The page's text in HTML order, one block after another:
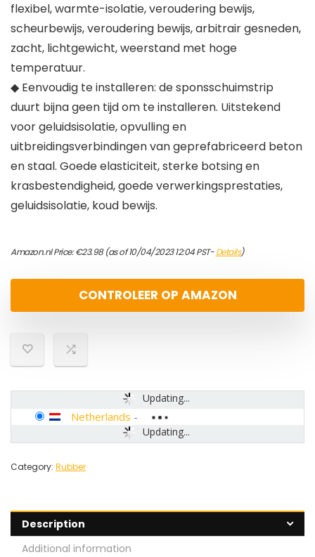
flexibel, warmte-isolatie, veroudering bewijs,
scheurbewijs, veroudering bewijs, arbitrair gesneden,
zacht, lichtgewicht, weerstand met hoge
temperatuur.
◆ Eenvoudig te installeren: de sponsschuimstrip
duurt bijna geen tijd om te installeren. Uitstekend
voor geluidsisolatie, opvulling en
uitbreidingsverbindingen van geprefabriceerd beton
en staal. Goede elasticiteit, sterke botsing en
krasbestendigheid, goede verwerkingsprestaties,
geluidsisolatie, koud bewijs.
Amazon.nl Price:€23.98(as of 10/04/2023 12:04 PST-Details)
CONTROLEER OP AMAZON
Updating...
Updating...
Netherlands -
Category: Rubber
Description
Additional information